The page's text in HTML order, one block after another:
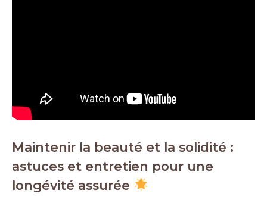
Maintenir la beauté et la solidité :
astuces et entretien pour une
longévité assurée